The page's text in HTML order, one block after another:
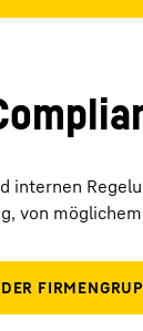
internen
von